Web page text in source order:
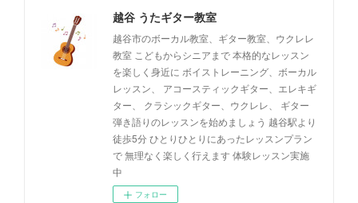
越谷 うたギター教室
越谷市のボーカル教室、ギター教室、ウクレレ
教室 こどもからシニアまで 本格的なレッスン
を楽しく身近に ボイストレーニング、ボーカル
レッスン、 アコースティックギター、エレキギ
ター、 クラシックギター、ウクレレ、 ギター
弾き語りのレッスンを始めましょう 越谷駅より
徒歩5分 ひとりひとりにあったレッスンプラン
で 無理なく楽しく行えます 体験レッスン実施
中
フォロー